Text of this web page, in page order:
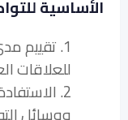
الأساسية
1. تقييم
للعلاقات
2.